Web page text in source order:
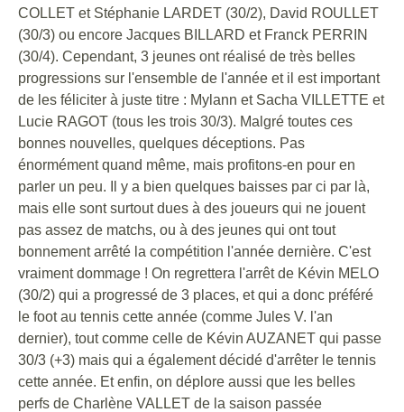
COLLET et Stéphanie LARDET (30/2), David ROULLET
(30/3) ou encore Jacques BILLARD et Franck PERRIN
(30/4). Cependant, 3 jeunes ont réalisé de très belles
progressions sur l'ensemble de l'année et il est important
de les féliciter à juste titre : Mylann et Sacha VILLETTE et
Lucie RAGOT (tous les trois 30/3). Malgré toutes ces
bonnes nouvelles, quelques déceptions. Pas
énormément quand même, mais profitons-en pour en
parler un peu. Il y a bien quelques baisses par ci par là,
mais elle sont surtout dues à des joueurs qui ne jouent
pas assez de matchs, ou à des jeunes qui ont tout
bonnement arrêté la compétition l'année dernière. C'est
vraiment dommage ! On regrettera l'arrêt de Kévin MELO
(30/2) qui a progressé de 3 places, et qui a donc préféré
le foot au tennis cette année (comme Jules V. l'an
dernier), tout comme celle de Kévin AUZANET qui passe
30/3 (+3) mais qui a également décidé d'arrêter le tennis
cette année. Et enfin, on déplore aussi que les belles
perfs de Charlène VALLET de la saison passée